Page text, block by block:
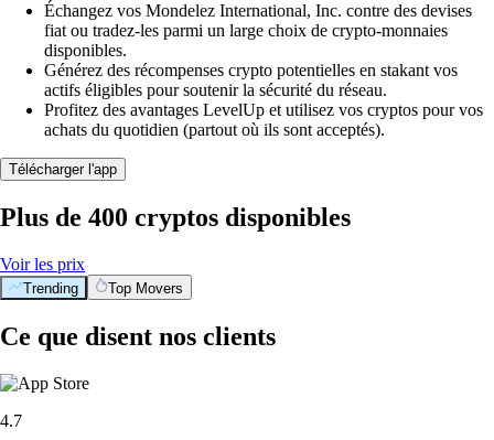
Échangez vos Mondelez International, Inc. contre des devises
fiat ou tradez-les parmi un large choix de crypto-monnaies
disponibles.
Générez des récompenses crypto potentielles en stakant vos
actifs éligibles pour soutenir la sécurité du réseau.
Profitez des avantages LevelUp et utilisez vos cryptos pour vos
achats du quotidien (partout où ils sont acceptés).
Télécharger l'app
Plus de 400 cryptos disponibles
Voir les prix
Trending Top Movers
Ce que disent nos clients
4.7